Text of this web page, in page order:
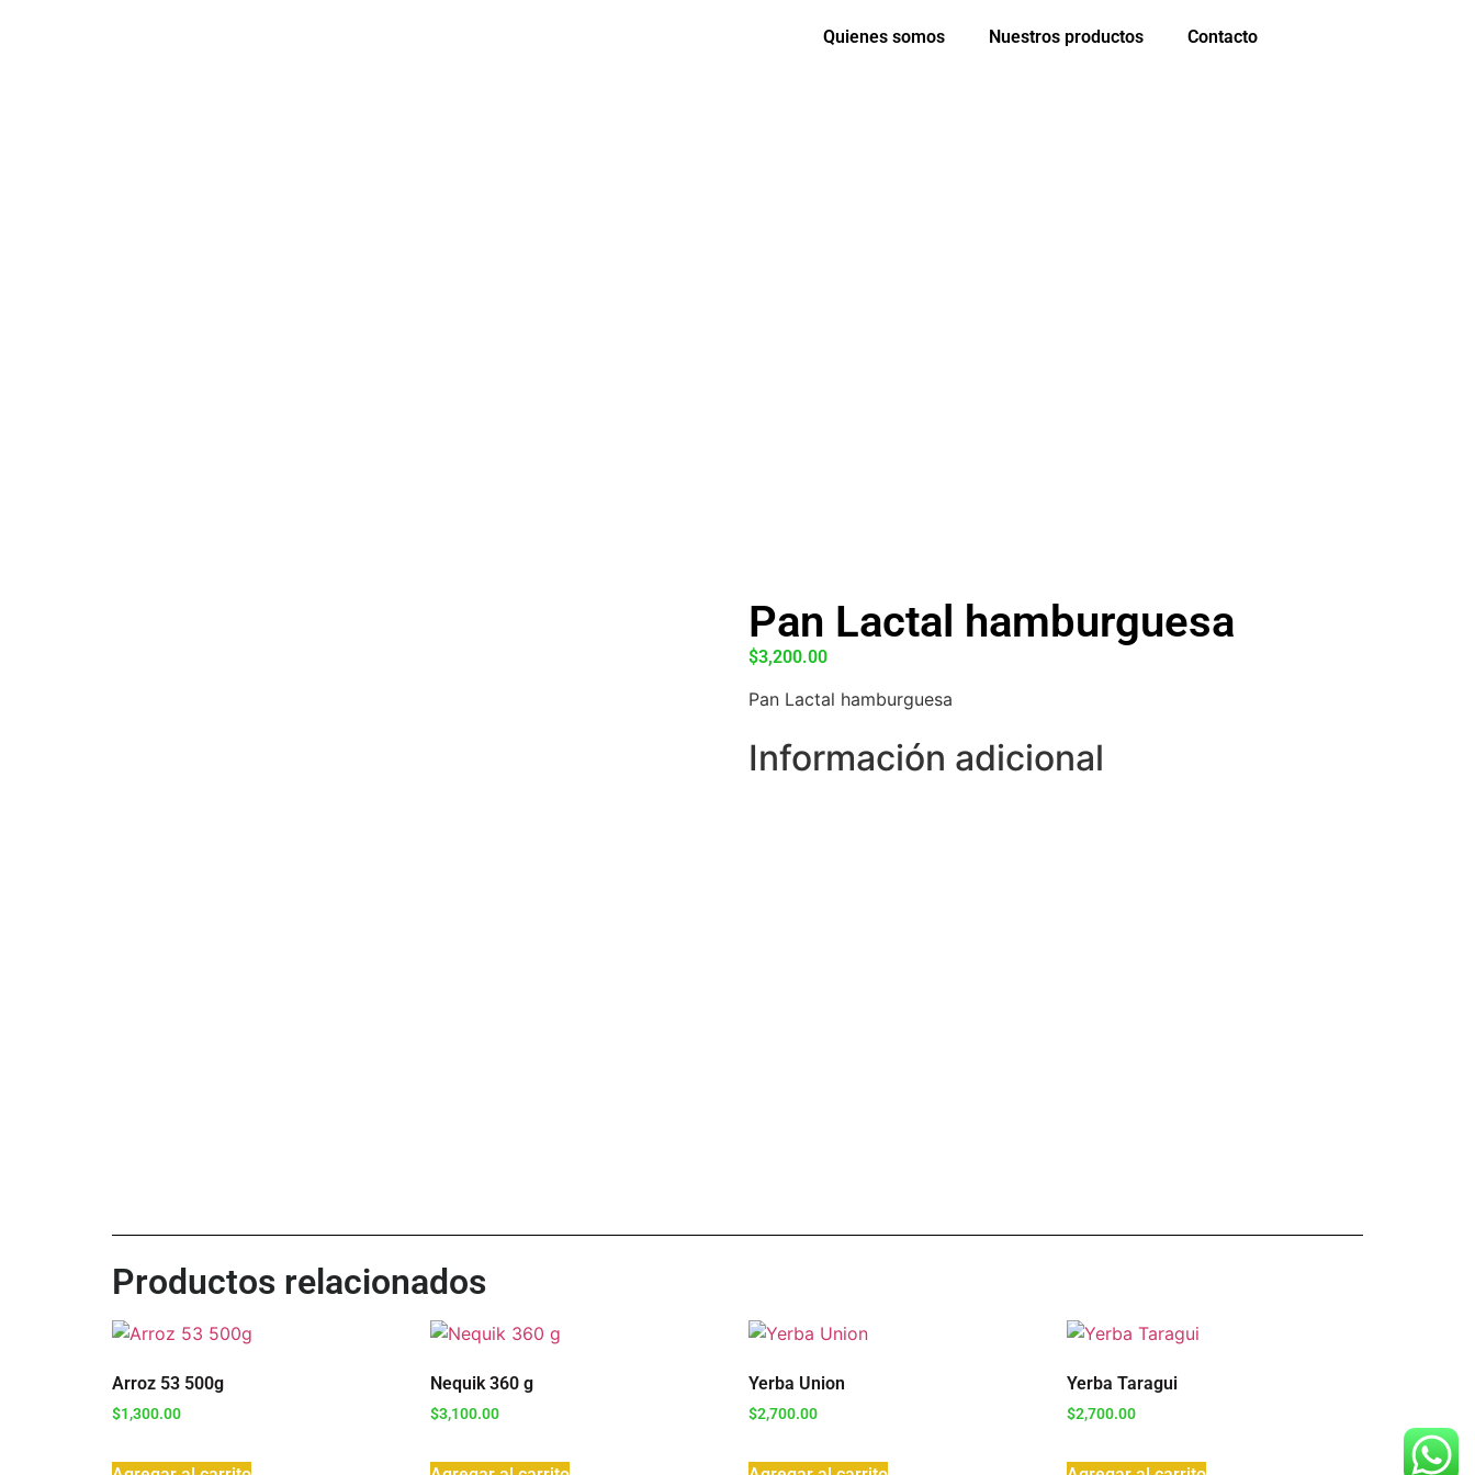
Quienes somos Nuestros productos Contacto
Pan Lactal hamburguesa
$3,200.00
Pan Lactal hamburguesa
Información adicional
Productos relacionados
Arroz 53 500g
$1,300.00
Nequik 360 g
$3,100.00
Yerba Union
$2,700.00
Yerba Taragui
$2,700.00